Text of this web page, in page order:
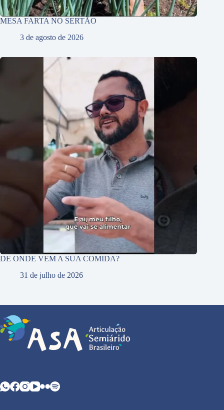
MESA FARTA NO SERTÃO
3 de agosto de 2026
DE ONDE VEM A SUA COMIDA?
31 de julho de 2026